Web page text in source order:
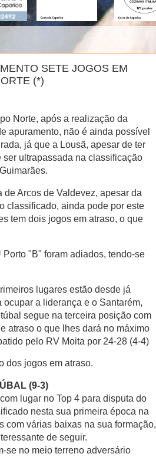
SETE JOGOS EM
(*)
Norte, após a realização da
apuramento, não é ainda possível
já que a Lousã, apesar de ter
ultrapassada na classificação
Arcos de Valdevez, apesar da
classificado, ainda pode por este
tem dois jogos em atraso, o que
"B" foram adiados, tendo-se
lugares estão desde já
a liderança e o Santarém,
segue na terceira posição com
atraso o que lhes dará no máximo
pelo RV Moita por 24-28 (4-4)
dos jogos em atraso.
(9-3)
lugar no Top 4 para disputa do
nesta sua primeira época na
com várias baixas na sua formação,
de seguir.
se no meio terreno adversário